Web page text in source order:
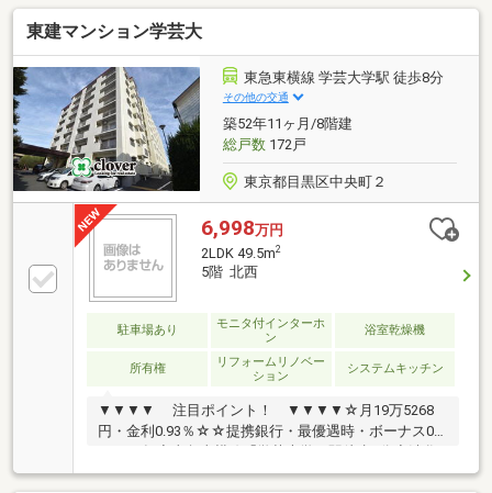
ル。 株式会社ウィローズは、お客様の【生涯顧問】と
して各専門領域に特化したチーム体制となっておりま
す ■目的から逆算した最適なご提案を、スピーディに■
購入・売却・リフォーム・相続の専門チームで多角的
な対応をさせていただきます。■提携ローン20銀行以
上、買い替えのコンサル、充実のアフターサービスの
ご提供■未公開物件・弊社限定の物件、多数ございま
す！
東建マンション学芸大
東急東横線 学芸大学駅 徒歩8分
その他の交通
築52年11ヶ月/8階建
総戸数172戸
東京都目黒区中央町２
6,998万円
2LDK 49.5m2
5階 北西
駐車場あり
モニタ付インターホ
ン
浴室乾燥機
所有権
リフォームリノベー
ション
システムキッチン
▼▼▼▼ 注目ポイント！ ▼▼▼▼☆月19万5268
円・金利0.93％☆☆提携銀行・最優遇時・ボーナス0
へも乗り換えなしで行けます♪◆2023年に大規模修繕